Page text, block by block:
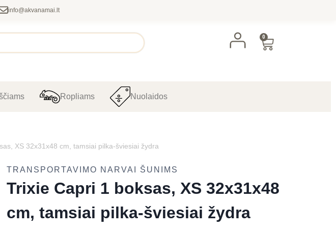
info@akvanamai.lt
0
Ropliams Nuolaidos
XS 32x31x48 cm, tamsiai pilka-šviesiai žydra
TRANSPORTAVIMO NARVAI ŠUNIMS
Trixie Capri 1 boksas, XS 32x31x48
cm, tamsiai pilka-šviesiai žydra